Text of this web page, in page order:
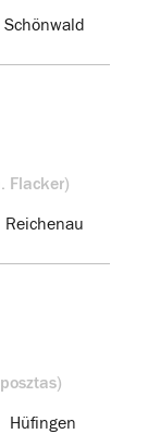
Schönwald
Flacker)
Reichenau
Hüfingen